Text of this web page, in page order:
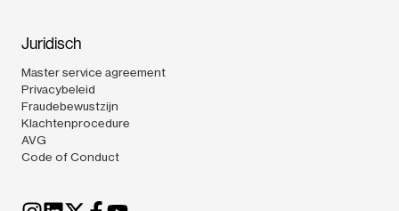
Juridisch
Master service agreement
Privacybeleid
Fraudebewustzijn
Klachtenprocedure
AVG
Code of Conduct